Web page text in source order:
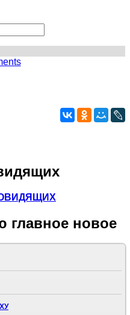
главное новое